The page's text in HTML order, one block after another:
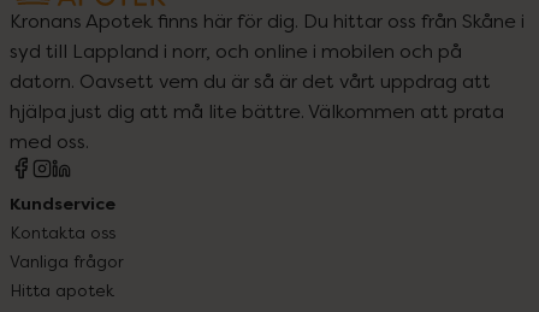
Kronans Apotek finns här för dig. Du hittar oss från Skåne i
syd till Lappland i norr, och online i mobilen och på
datorn. Oavsett vem du är så är det vårt uppdrag att
hjälpa just dig att må lite bättre. Välkommen att prata
med oss.
Kundservice
Kontakta oss
Vanliga frågor
Hitta apotek